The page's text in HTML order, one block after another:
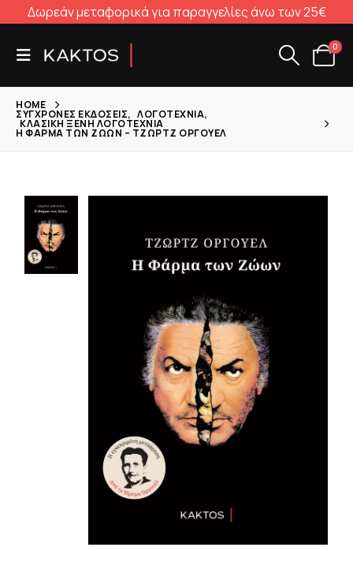
Δωρεάν μεταφορικά για παραγγελίες άνω των 25€
0
HOME
ΣΎΓΧΡΟΝΕΣ ΕΚΔΌΣΕΙΣ, ΛΟΓΟΤΕΧΝΊΑ,
ΚΛΑΣΙΚΉ ΞΈΝΗ ΛΟΓΟΤΕΧΝΊΑ
Η ΦΆΡΜΑ ΤΩΝ ΖΏΩΝ – ΤΖΩΡΤΖ ΌΡΓΟΥΕΛ